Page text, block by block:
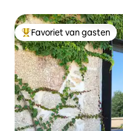
Topfavoriet van gasten
Favoriet van gasten